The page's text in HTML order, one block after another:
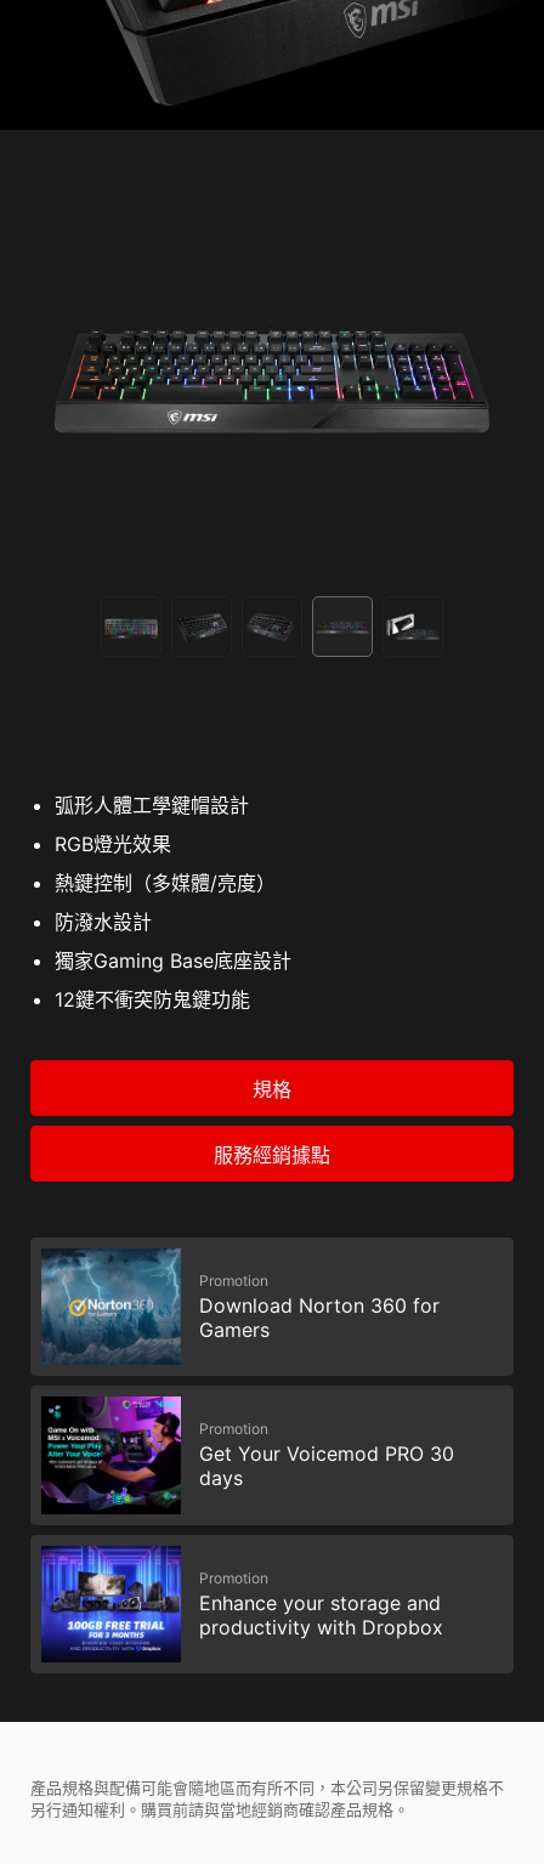
弧形人體工學鍵帽設計
RGB燈光效果
熱鍵控制（多媒體/亮度）
防潑水設計
獨家Gaming Base底座設計
12鍵不衝突防鬼鍵功能
規格
服務經銷據點
Promotion
Download Norton 360 for
Gamers
Promotion
Get Your Voicemod PRO 30
days
Promotion
Enhance your storage and
productivity with Dropbox
產品規格與配備可能會隨地區而有所不同，本公司另保留變更規格不
另行通知權利。購買前請與當地經銷商確認產品規格。